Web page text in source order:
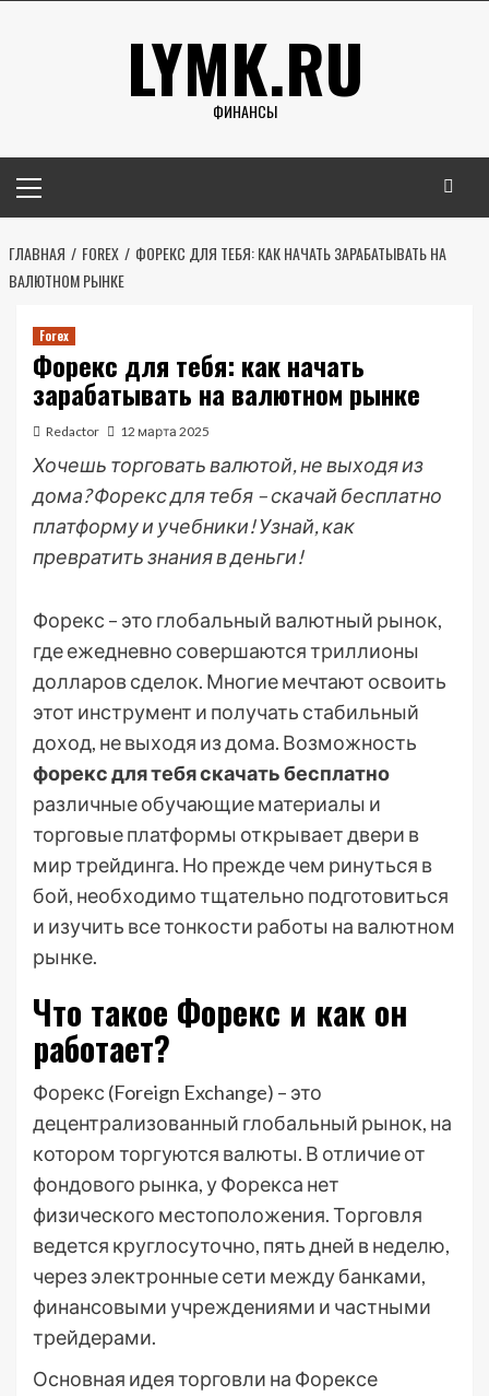
LYMK.RU
ФИНАНСЫ
меню
ГЛАВНАЯ FOREX
ФОРЕКС ДЛЯ ТЕБЯ: КАК НАЧАТЬ ЗАРАБАТЫВАТЬ НА
ВАЛЮТНОМ РЫНКЕ
Forex
Форекс для тебя: как начать
зарабатывать на валютном рынке
Redactor 12 марта 2025
Хочешь торговать валютой, не выходя из
дома? Форекс для тебя – скачай бесплатно
платформу и учебники! Узнай, как
превратить знания в деньги!
Форекс – это глобальный валютный рынок,
где ежедневно совершаются триллионы
долларов сделок. Многие мечтают освоить
этот инструмент и получать стабильный
доход, не выходя из дома. Возможность
форекс для тебя скачать бесплатно
различные обучающие материалы и
торговые платформы открывает двери в
мир трейдинга. Но прежде чем ринуться в
бой, необходимо тщательно подготовиться
и изучить все тонкости работы на валютном
рынке.
Что такое Форекс и как он
работает?
Форекс (Foreign Exchange) – это
децентрализованный глобальный рынок, на
котором торгуются валюты. В отличие от
фондового рынка, у Форекса нет
физического местоположения. Торговля
ведется круглосуточно, пять дней в неделю,
через электронные сети между банками,
финансовыми учреждениями и частными
трейдерами.
Основная идея торговли на Форексе